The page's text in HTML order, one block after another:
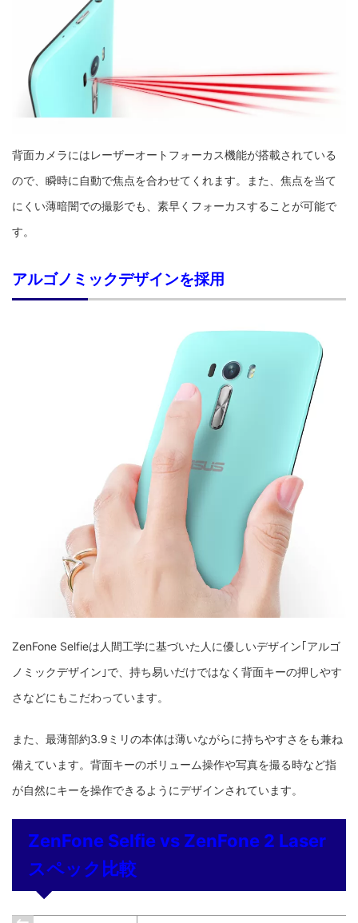
背面カメラにはレーザーオートフォーカス機能が搭載されている
ので、瞬時に自動で焦点を合わせてくれます。また、焦点を当て
にくい薄暗闇での撮影でも、素早くフォーカスすることが可能で
す。
アルゴノミックデザインを採用
ZenFone Selfieは人間工学に基づいた人に優しいデザイン｢アルゴ
ノミックデザイン｣で、持ち易いだけではなく背面キーの押しやす
さなどにもこだわっています。
また、最薄部約3.9ミリの本体は薄いながらに持ちやすさをも兼ね
備えています。背面キーのボリューム操作や写真を撮る時など指
が自然にキーを操作できるようにデザインされています。
ZenFone Selfie vs ZenFone 2 Laser
スペック比較